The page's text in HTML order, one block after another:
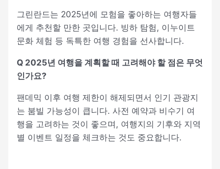
그린란드는 2025년에 모험을 좋아하는 여행자들
에게 추천할 만한 곳입니다. 빙하 탐험, 이누이트
문화 체험 등 독특한 여행 경험을 선사합니다.
Q 2025년 여행을 계획할 때 고려해야 할 점은 무엇
인가요?
팬데믹 이후 여행 제한이 해제되면서 인기 관광지
는 붐빌 가능성이 큽니다. 사전 예약과 비수기 여
행을 고려하는 것이 좋으며, 여행지의 기후와 지역
별 이벤트 일정을 체크하는 것도 중요합니다.